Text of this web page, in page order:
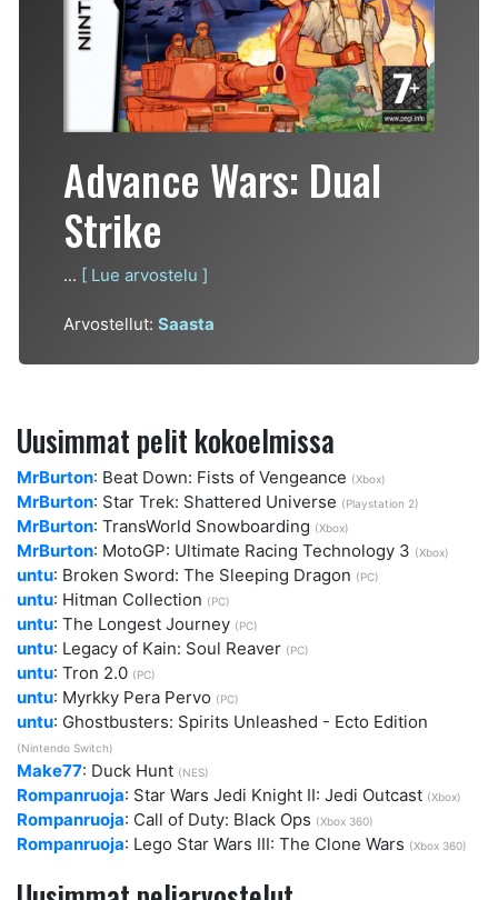
Advance Wars: Dual
Strike
... [ Lue arvostelu ]
Arvostellut: Saasta
Uusimmat pelit kokoelmissa
MrBurton: Beat Down: Fists of Vengeance (Xbox)
MrBurton: Star Trek: Shattered Universe (Playstation 2)
MrBurton: TransWorld Snowboarding (Xbox)
MrBurton: MotoGP: Ultimate Racing Technology 3 (Xbox)
untu: Broken Sword: The Sleeping Dragon (PC)
untu: Hitman Collection (PC)
untu: The Longest Journey (PC)
untu: Legacy of Kain: Soul Reaver (PC)
untu: Tron 2.0 (PC)
untu: Myrkky Pera Pervo (PC)
untu: Ghostbusters: Spirits Unleashed - Ecto Edition
(Nintendo Switch)
Make77: Duck Hunt (NES)
Rompanruoja: Star Wars Jedi Knight II: Jedi Outcast (Xbox)
Rompanruoja: Call of Duty: Black Ops (Xbox 360)
Rompanruoja: Lego Star Wars III: The Clone Wars (Xbox 360)